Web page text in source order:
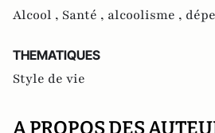
Alcool , Santé , alcoolisme ,
THEMATIQUES
Style de vie
A PROPOS DES